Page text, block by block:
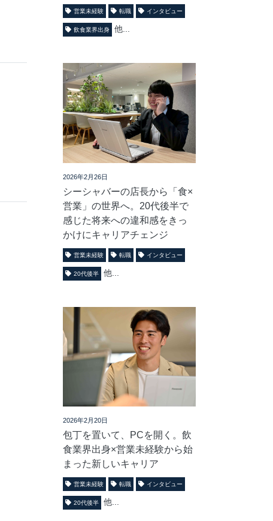
営業未経験 転職 インタビュー
飲食業界出身 他...
2026年2月26日
シーシャバーの店長から「食×
営業」の世界へ。20代後半で
感じた将来への違和感をきっ
かけにキャリアチェンジ
営業未経験 転職 インタビュー
20代後半 他...
2026年2月20日
包丁を置いて、PCを開く。飲
食業界出身×営業未経験から始
まった新しいキャリア
営業未経験 転職 インタビュー
20代後半 他...